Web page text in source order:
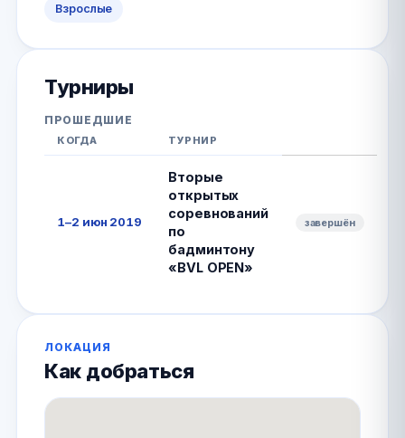
Взрослые
Турниры
ПРОШЕДШИЕ
КОГДА ТУРНИР
1–2 июн 2019
Вторые
открытых
соревнований
по
бадминтону
«BVL OPEN»
завершён
ЛОКАЦИЯ
Как добраться